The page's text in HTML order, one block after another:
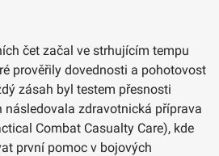
čet začal ve strhujícím tempu
prověřily dovednosti a pohotovost
zásah byl testem přesnosti
následovala zdravotnická příprava
Combat Casualty Care), kde
první pomoc v bojových